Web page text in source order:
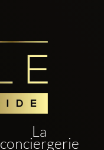
La
conciergerie